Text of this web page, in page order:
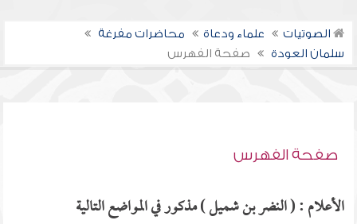
الصوتيات علماء ودعاة
محاضرات مفرغة
سلمان العودة
صفحة الفهرس
صفحة الفهرس
الأعلام : ( النضر بن شميل ) مذكور في المواضع التالية